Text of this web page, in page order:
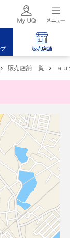
販売店舗
販売店舗一覧 ａ